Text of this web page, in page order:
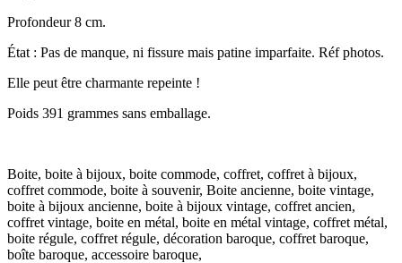
Profondeur 8 cm.
État : Pas de manque, ni fissure mais patine imparfaite. Réf photos.
Elle peut être charmante repeinte !
Poids 391 grammes sans emballage.
Boite, boite à bijoux, boite commode, coffret, coffret à bijoux,
coffret commode, boite à souvenir, Boite ancienne, boite vintage,
boite à bijoux ancienne, boite à bijoux vintage, coffret ancien,
coffret vintage, boite en métal, boite en métal vintage, coffret métal,
boite régule, coffret régule, décoration baroque, coffret baroque,
boîte baroque, accessoire baroque,